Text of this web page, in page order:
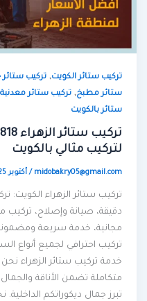
تركيب ستائر الكويت,تركيب ستائر
ستائر مطبخ,تركيب ستائر معدنية,
ستائر بالكويت
لتركيب مثالي بالكويت
midobakry05@gmail.com
/أكتوبر 25, 2025
تركيب ستائر الزهراء الكويت:
دقيقة، صيانة وإصلاح، تركيب
تركيب احترافي لجميع أنواع
خدمة تركيب ستائر الزهراء نحن
متكاملة تضمن الأناقة والجمال.
تبرز جمال ديكوراتكم